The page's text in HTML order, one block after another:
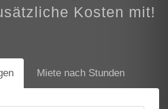
Kosten mit!
Miete nach Stunden